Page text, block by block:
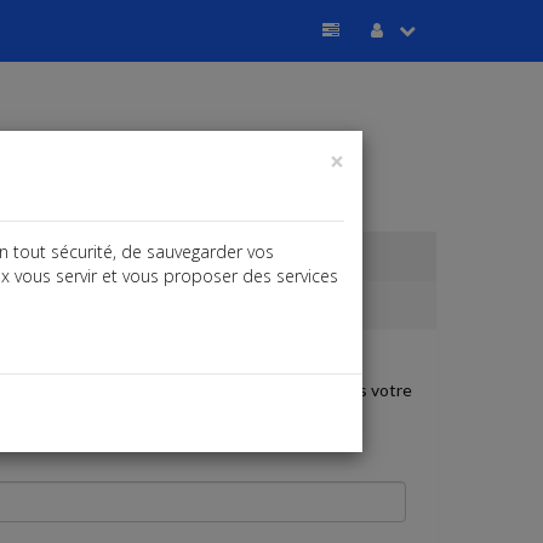
pour l’approfondir et vous aider dans votre
×
tout sécurité, de sauvegarder vos
vous servir et vous proposer des services